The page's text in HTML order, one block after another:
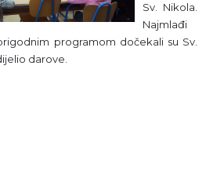
Sv. Nikola.
Najmlađi
programom dočekali su Sv.
darove.